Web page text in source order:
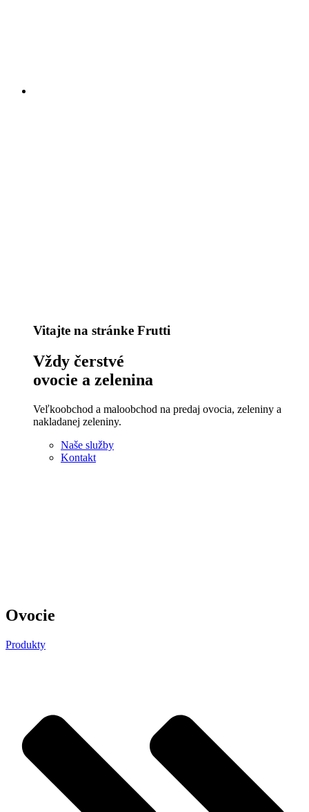
Vitajte na stránke Frutti
Vždy čerstvé
ovocie a zelenina
Veľkoobchod a maloobchod na predaj ovocia, zeleniny a
nakladanej zeleniny.
Naše služby
Kontakt
Ovocie
Produkty